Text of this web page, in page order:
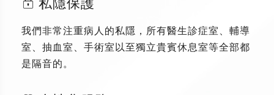
私隱保護
我們非常注重病人的私隱，所有醫生診症室、輔導
室、抽血室、手術室以至獨立貴賓休息室等全部都
是隔音的。